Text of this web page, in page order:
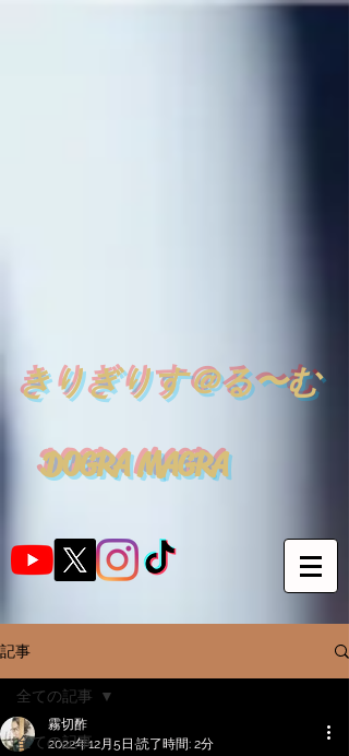
きりぎりす＠る〜む
DOGRA MAGRA
記事
全ての記事
全ての記事
霧切酢
2022年12月5日 読了時間: 2分